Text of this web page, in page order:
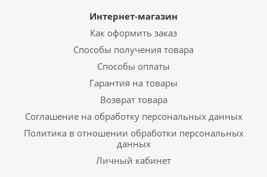
Интернет-магазин
Как оформить заказ
Способы получения товара
Способы оплаты
Гарантия на товары
Возврат товара
Соглашение на обработку персональных данных
Политика в отношении обработки персональных
данных
Личный кабинет